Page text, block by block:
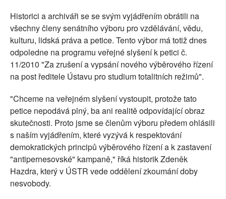
Historici a archiváři se se svým vyjádřením obrátili na
všechny členy senátního výboru pro vzdělávání, vědu,
kulturu, lidská práva a petice. Tento výbor má totiž dnes
odpoledne na programu veřejné slyšení k petici č.
11/2010 "Za zrušení a vypsání nového výběrového řízení
na post ředitele Ústavu pro studium totalitních režimů".
"Chceme na veřejném slyšení vystoupit, protože tato
petice nepodává plný, ba ani realitě odpovídající obraz
skutečnosti. Proto jsme se členům výboru předem ohlásili
s naším vyjádřením, které vyzývá k respektování
demokratických principů výběrového řízení a k zastavení
"antipernesovské" kampaně," říká historik Zdeněk
Hazdra, který v ÚSTR vede oddělení zkoumání doby
nesvobody.